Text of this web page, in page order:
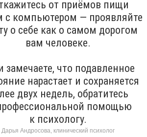
от приёмов пищи
с компьютером — проявляйте
о себе как о самом дорогом
вам человеке.
замечаете, что подавленное
нарастает и сохраняется
двух недель, обратитесь
помощью
к психологу.
Дарья Андросова, клинический психолог